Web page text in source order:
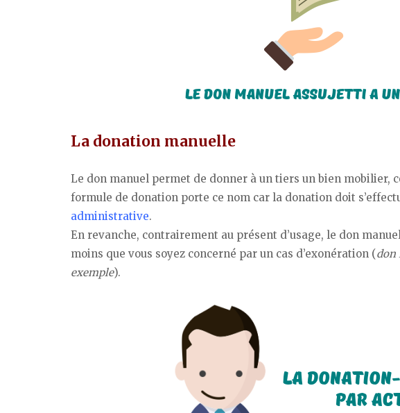
La donation manuelle
Le don manuel permet de donner à un tiers un bien mobilier,
formule de donation porte ce nom car la donation doit
administrative.
En revanche, contrairement au présent d’usage, le don
moins que vous soyez concerné par un cas d’exonération (don
exemple).